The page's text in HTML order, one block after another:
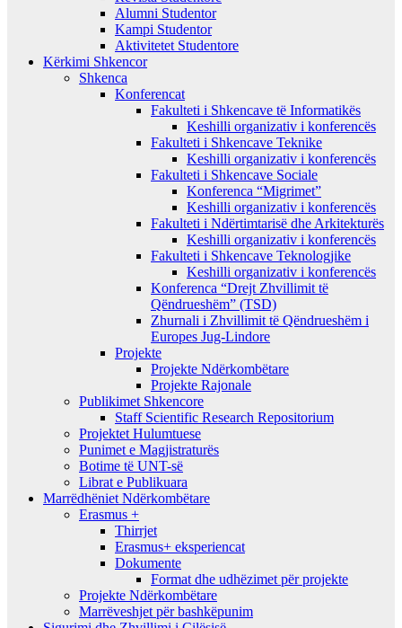
Alumni Studentor
Kampi Studentor
Aktivitetet Studentore
Kërkimi Shkencor
Shkenca
Konferencat
Fakulteti i Shkencave të Informatikës
Keshilli organizativ i konferencës
Fakulteti i Shkencave Teknike
Keshilli organizativ i konferencës
Fakulteti i Shkencave Sociale
Konferenca “Migrimet”
Keshilli organizativ i konferencës
Fakulteti i Ndërtimtarisë dhe Arkitekturës
Keshilli organizativ i konferencës
Fakulteti i Shkencave Teknologjike
Keshilli organizativ i konferencës
Konferenca “Drejt Zhvillimit të
Qëndrueshëm” (TSD)
Zhurnali i Zhvillimit të Qëndrueshëm i
Europes Jug-Lindore
Projekte
Projekte Ndërkombëtare
Projekte Rajonale
Publikimet Shkencore
Staff Scientific Research Repositorium
Projektet Hulumtuese
Punimet e Magjistraturës
Botime të UNT-së
Librat e Publikuara
Marrëdhëniet Ndërkombëtare
Erasmus +
Thirrjet
Erasmus+ eksperiencat
Dokumente
Format dhe udhëzimet për projekte
Projekte Ndërkombëtare
Marrëveshjet për bashkëpunim